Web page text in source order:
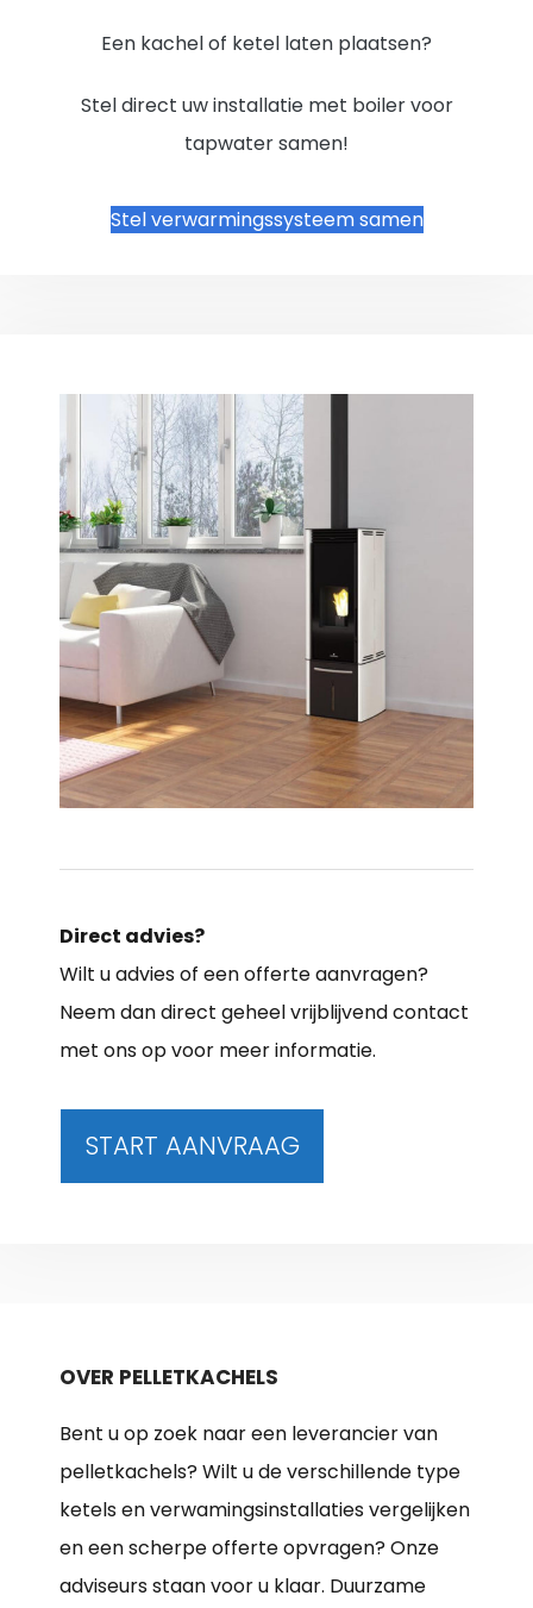
Een kachel of ketel laten plaatsen?
Stel direct uw installatie met boiler voor
tapwater samen!
Stel verwarmingssysteem samen
Direct advies?
Wilt u advies of een offerte aanvragen?
Neem dan direct geheel vrijblijvend contact
met ons op voor meer informatie.
START AANVRAAG
OVER PELLETKACHELS
Bent u op zoek naar een leverancier van
pelletkachels? Wilt u de verschillende type
ketels en verwamingsinstallaties vergelijken
en een scherpe offerte opvragen? Onze
adviseurs staan voor u klaar. Duurzame